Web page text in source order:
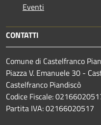
Eventi
CONTATTI
Comune di Castelfranco
Piazza V. Emanuele 30 -
Castelfranco Piandiscò
Codice Fiscale:
Partita IVA: 02166020517